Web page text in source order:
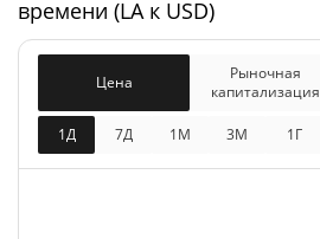
Рыночная
капитализация
Разбавленная рыночная
капитализация
времени (LA к USD)
Цена
Рыночная
капитализация
1Д 7Д 1М 3M 1Г